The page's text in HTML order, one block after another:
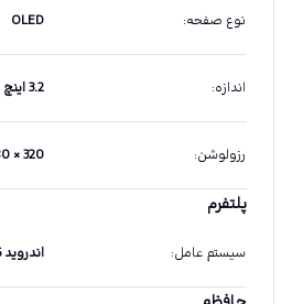
نوع صفحه:
OLED
اندازه: 3.2 اینچ
رزولوشن: 320 × 480 پیکسل
پلتفرم
سیستم عامل: اندروید 1.6